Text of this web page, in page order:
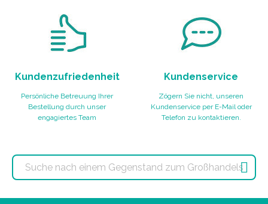
Kundenzufriedenheit
Persönliche Betreuung Ihrer
Bestellung durch unser
engagiertes Team
Kundenservice
Zögern Sie nicht, unseren
Kundenservice per E-Mail oder
Telefon zu kontaktieren.
